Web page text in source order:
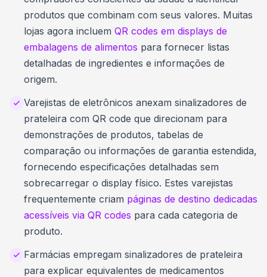
produtos que combinam com seus valores. Muitas
lojas agora incluem QR codes em displays de
embalagens de alimentos para fornecer listas
detalhadas de ingredientes e informações de
origem.
Varejistas de eletrônicos anexam sinalizadores de
prateleira com QR code que direcionam para
demonstrações de produtos, tabelas de
comparação ou informações de garantia estendida,
fornecendo especificações detalhadas sem
sobrecarregar o display físico. Estes varejistas
frequentemente criam páginas de destino dedicadas
acessíveis via QR codes para cada categoria de
produto.
Farmácias empregam sinalizadores de prateleira
para explicar equivalentes de medicamentos